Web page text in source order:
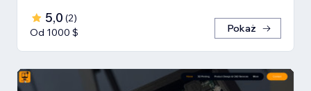
5,0 (2)
Od 1000 $
Pokaż